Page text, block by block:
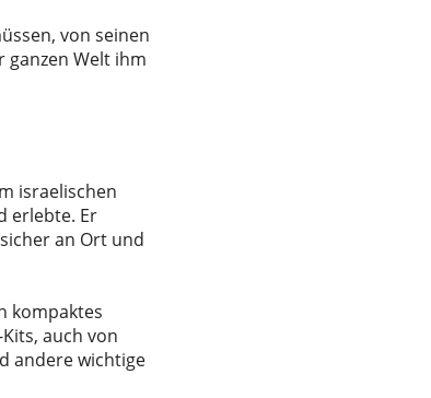
von seinen
ganzen Welt ihm
israelischen
erlebte. Er
an Ort und
kompaktes
auch von
andere wichtige